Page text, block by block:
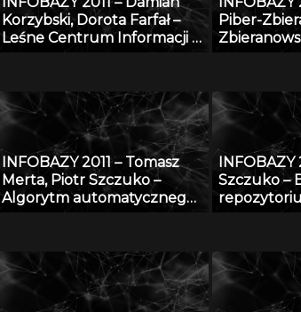
Korzybski, Dorota Farfał –
Leśne Centrum Informacji –
przyrodniczego w Polsce
Piber-
przy
Mazowsze
końca XVI
INFOBAZY 2011 – Tomasz
Merta, Piotr Szczuko –
Algorytm automatycznego
wyszukiwania pojazdów w
bazie danych
INFOBAZY
Szczuko –
pozy na
obserwacji